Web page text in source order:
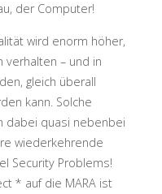
der Computer!
wird enorm höher,
verhalten – und in
gleich überall
kann. Solche
dabei quasi nebenbei
wiederkehrende
Security Problems!
* auf die MARA ist